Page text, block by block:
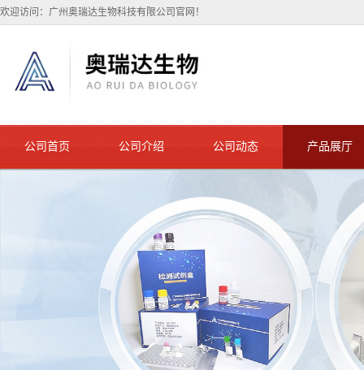
欢迎访问：广州奥瑞达生物科技有限公司官网！
公司首页 公司介绍 公司动态 产品展厅